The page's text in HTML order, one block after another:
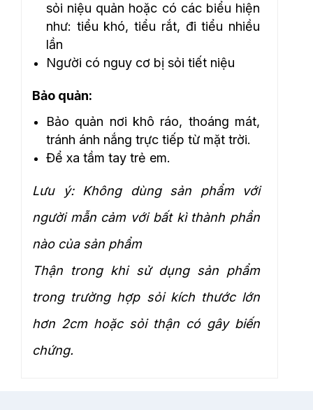
sỏi niệu quản hoặc có các biểu hiện
như: tiểu khó, tiểu rắt, đi tiểu nhiều
lần
Người có nguy cơ bị sỏi tiết niệu
Bảo quản:
Bảo quản nơi khô ráo, thoáng mát,
tránh ánh nắng trực tiếp từ mặt trời.
Để xa tầm tay trẻ em.
Lưu ý: Không dùng sản phẩm với
người mẫn cảm với bất kì thành phần
nào của sản phẩm
Thận trong khi sử dụng sản phẩm
trong trường hợp sỏi kích thước lớn
hơn 2cm hoặc sỏi thận có gây biến
chứng.